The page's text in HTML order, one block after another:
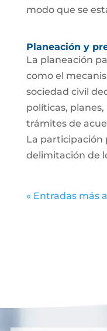
modo que se
Planeación y
La planeación
como el
sociedad civil
políticas,
trámites de
La participación
delimitación de
« Entradas más